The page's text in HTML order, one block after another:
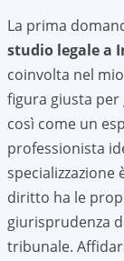
La prima
studio legale a
coinvolta nel
figura giusta per
così come un
professionista
diritto ha le
giurisprudenza
tribunale.